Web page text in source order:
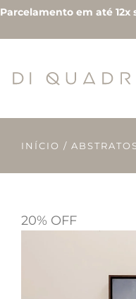
Parcelamento em até 12x
INÍCIO /
20% OFF